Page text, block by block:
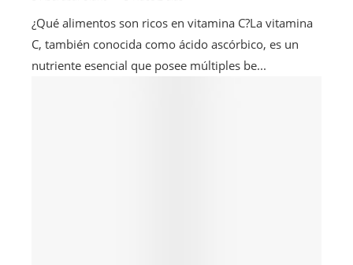
¿Qué alimentos son ricos en vitamina C?La vitamina
C, también conocida como ácido ascórbico, es un
nutriente esencial que posee múltiples be...